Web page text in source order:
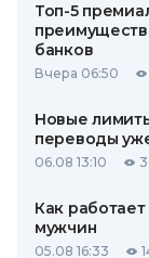
Топ-5
банков
Вчера 06:50
Новые
переводы
06.08 13:10
Как
мужчин
05.08 16:33